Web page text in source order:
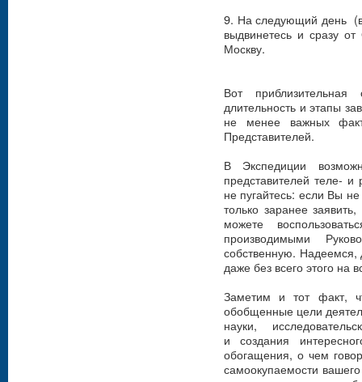
9. На следующий день
выдвинетесь и сразу
Москву.
Вот
длительность и этапы
не менее важных
Представителей.
В Экспедиции
представителей теле-
не пугайтесь: если Вы
только заранее
можете
производимыми
собственную. Надеемся,
даже без всего этого на
Заметим и тот факт,
обобщенные цели
науки,
и создания
обогащения, о чем
самоокупаемости